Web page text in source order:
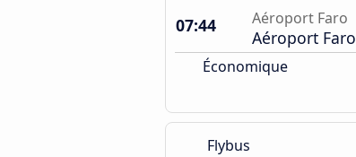
07:44
Aéroport Faro
Aéroport Faro
Économique
Flybus